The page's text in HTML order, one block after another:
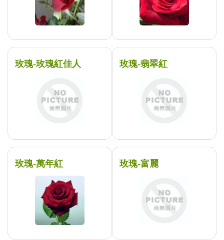
玫瑰-玫瑰紅佳人 玫瑰-翡翠紅
玫瑰-萬年紅 玫瑰-富麗